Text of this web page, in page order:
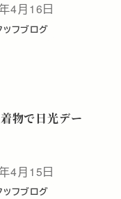
4月16日
ッフブログ
物で日光デー
4月15日
ッフブログ